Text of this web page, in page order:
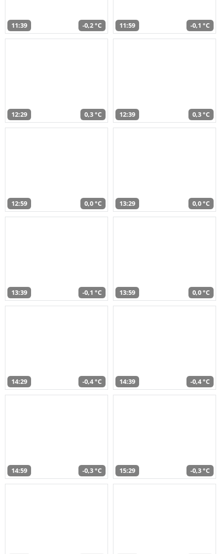
11:39 -0,2 °C 11:59 -0,1 °C
12:29 0,3 °C 12:39 0,3 °C
12:59 0,0 °C 13:29 0,0 °C
13:39 -0,1 °C 13:59 0,0 °C
14:29 -0,4 °C 14:39 -0,4 °C
14:59 -0,3 °C 15:29 -0,3 °C